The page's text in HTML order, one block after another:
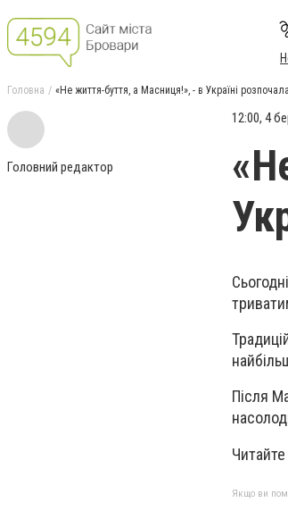
Головна «Не життя-буття, а Масниця!», - в Україні
Головний редактор
12:00, 4
Після
Якщо ви